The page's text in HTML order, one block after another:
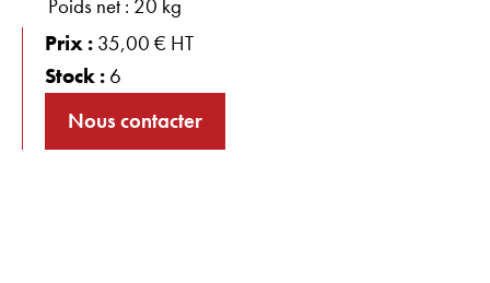
Poids net : 20 kg
Prix : 35,00 € HT
Stock : 6
Nous contacter